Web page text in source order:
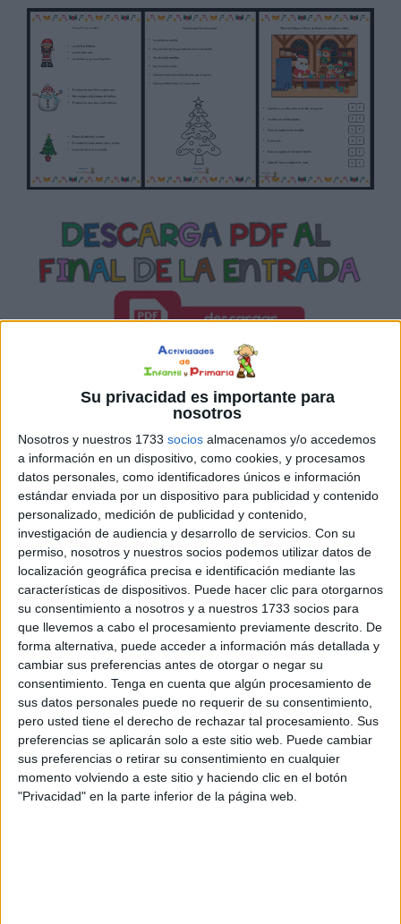
Su privacidad es importante para
nosotros
Nosotros y nuestros 1733 socios almacenamos y/o accedemos
a información en un dispositivo, como cookies, y procesamos
datos personales, como identificadores únicos e información
estándar enviada por un dispositivo para publicidad y contenido
personalizado, medición de publicidad y contenido,
investigación de audiencia y desarrollo de servicios. Con su
permiso, nosotros y nuestros socios podemos utilizar datos de
localización geográfica precisa e identificación mediante las
características de dispositivos. Puede hacer clic para otorgarnos
su consentimiento a nosotros y a nuestros 1733 socios para
que llevemos a cabo el procesamiento previamente descrito. De
forma alternativa, puede acceder a información más detallada y
cambiar sus preferencias antes de otorgar o negar su
consentimiento. Tenga en cuenta que algún procesamiento de
sus datos personales puede no requerir de su consentimiento,
pero usted tiene el derecho de rechazar tal procesamiento. Sus
preferencias se aplicarán solo a este sitio web. Puede cambiar
sus preferencias o retirar su consentimiento en cualquier
momento volviendo a este sitio y haciendo clic en el botón
"Privacidad" en la parte inferior de la página web.
SÍGUENOS EN INSTAGRAM
PINCHA AQUÍ